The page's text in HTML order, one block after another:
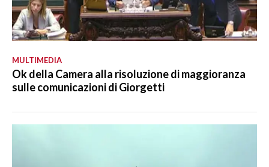
MULTIMEDIA
Ok della Camera alla risoluzione di maggioranza
sulle comunicazioni di Giorgetti